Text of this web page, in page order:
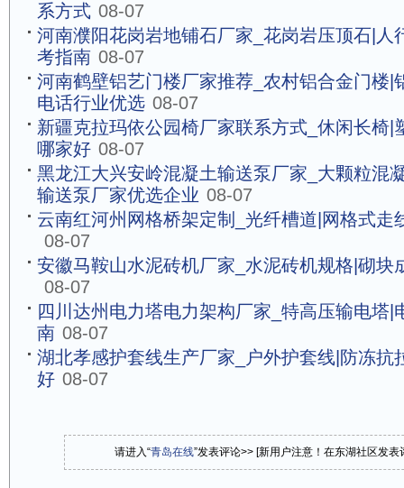
系方式 08-07
河南濮阳花岗岩地铺石厂家_花岗岩压顶石|人
考指南 08-07
河南鹤壁铝艺门楼厂家推荐_农村铝合金门楼|
电话行业优选 08-07
新疆克拉玛依公园椅厂家联系方式_休闲长椅|
哪家好 08-07
黑龙江大兴安岭混凝土输送泵厂家_大颗粒混
输送泵厂家优选企业 08-07
云南红河州网格桥架定制_光纤槽道|网格式走
08-07
安徽马鞍山水泥砖机厂家_水泥砖机规格|砌块
08-07
四川达州电力塔电力架构厂家_特高压输电塔|
南 08-07
湖北孝感护套线生产厂家_户外护套线|防冻抗
好 08-07
请进入“青岛在线”发表评论>> [新用户注意！在东湖社区发表